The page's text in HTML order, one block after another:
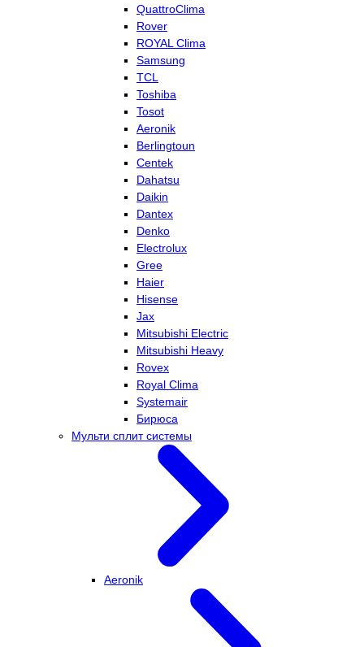
QuattroClima
Rover
ROYAL Clima
Samsung
TCL
Toshiba
Tosot
Aeronik
Berlingtoun
Centek
Dahatsu
Daikin
Dantex
Denko
Electrolux
Gree
Haier
Hisense
Jax
Mitsubishi Electric
Mitsubishi Heavy
Rovex
Royal Clima
Systemair
Бирюса
Мульти сплит системы
Aeronik